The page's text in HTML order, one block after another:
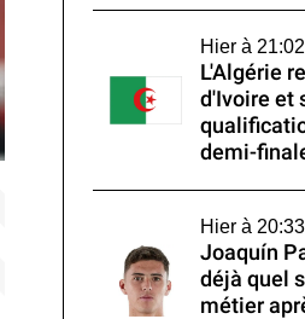
Hier à 21:02
L'Algérie
d'Ivoire et
demi-
Hier à 20:33
Joaquín
déjà quel
métier